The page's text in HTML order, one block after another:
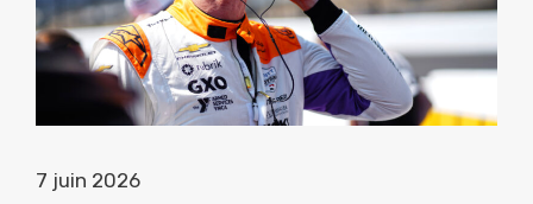
7 juin 2026